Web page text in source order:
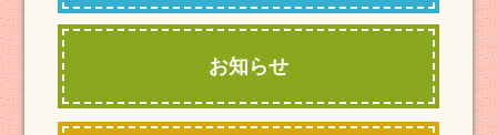
お知らせ